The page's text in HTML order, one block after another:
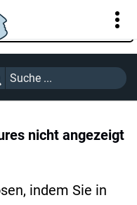
nicht angezeigt
indem Sie in